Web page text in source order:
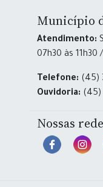
Município
Atendimento:
07h30 às 11h30
Telefone: (45)
Ouvidoria: (45)
Nossas